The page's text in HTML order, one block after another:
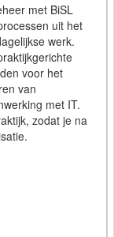
met BiSL
uit het
werk.
voor het
van
met IT.
zodat je na